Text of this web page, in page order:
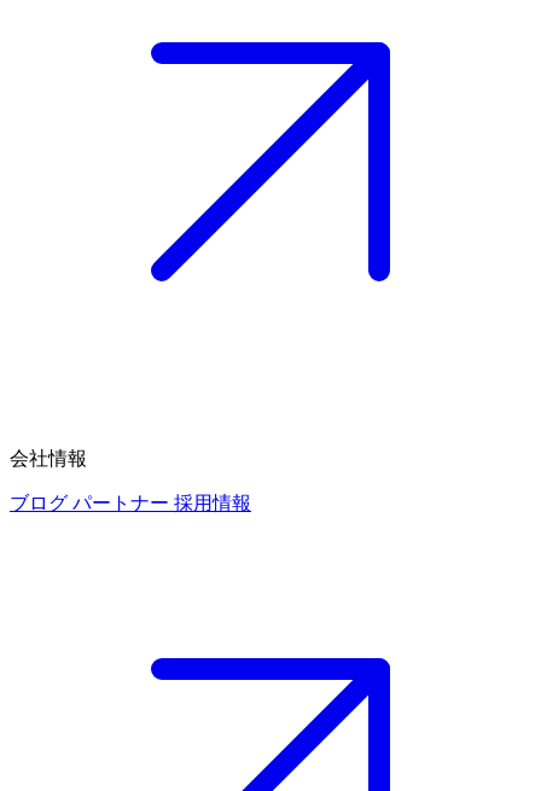
会社情報
ブログ パートナー 採用情報